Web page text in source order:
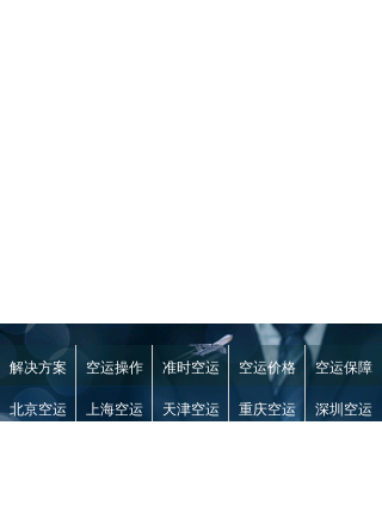
解决方案 空运操作 准时空运 空运价格 空运保障
北京空运 上海空运 天津空运 重庆空运 深圳空运